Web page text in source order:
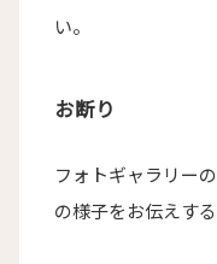
い。
お断り
フォトギャラリー
の様子をお伝えする